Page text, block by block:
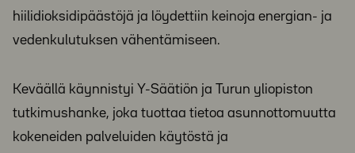
hiilidioksidipäästöjä ja löydettiin keinoja energian- ja
vedenkulutuksen vähentämiseen.
Keväällä käynnistyi Y-Säätiön ja Turun yliopiston
tutkimushanke, joka tuottaa tietoa asunnottomuutta
kokeneiden palveluiden käytöstä ja